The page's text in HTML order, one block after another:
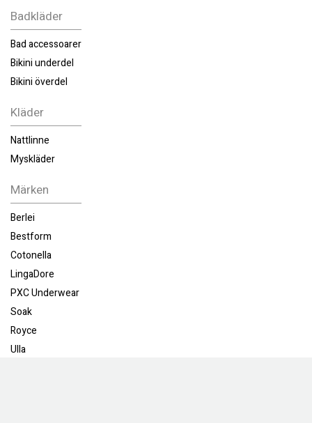
Badkläder
Bad accessoarer
Bikini underdel
Bikini överdel
Kläder
Nattlinne
Myskläder
Märken
Berlei
Bestform
Cotonella
LingaDore
PXC Underwear
Soak
Royce
Ulla